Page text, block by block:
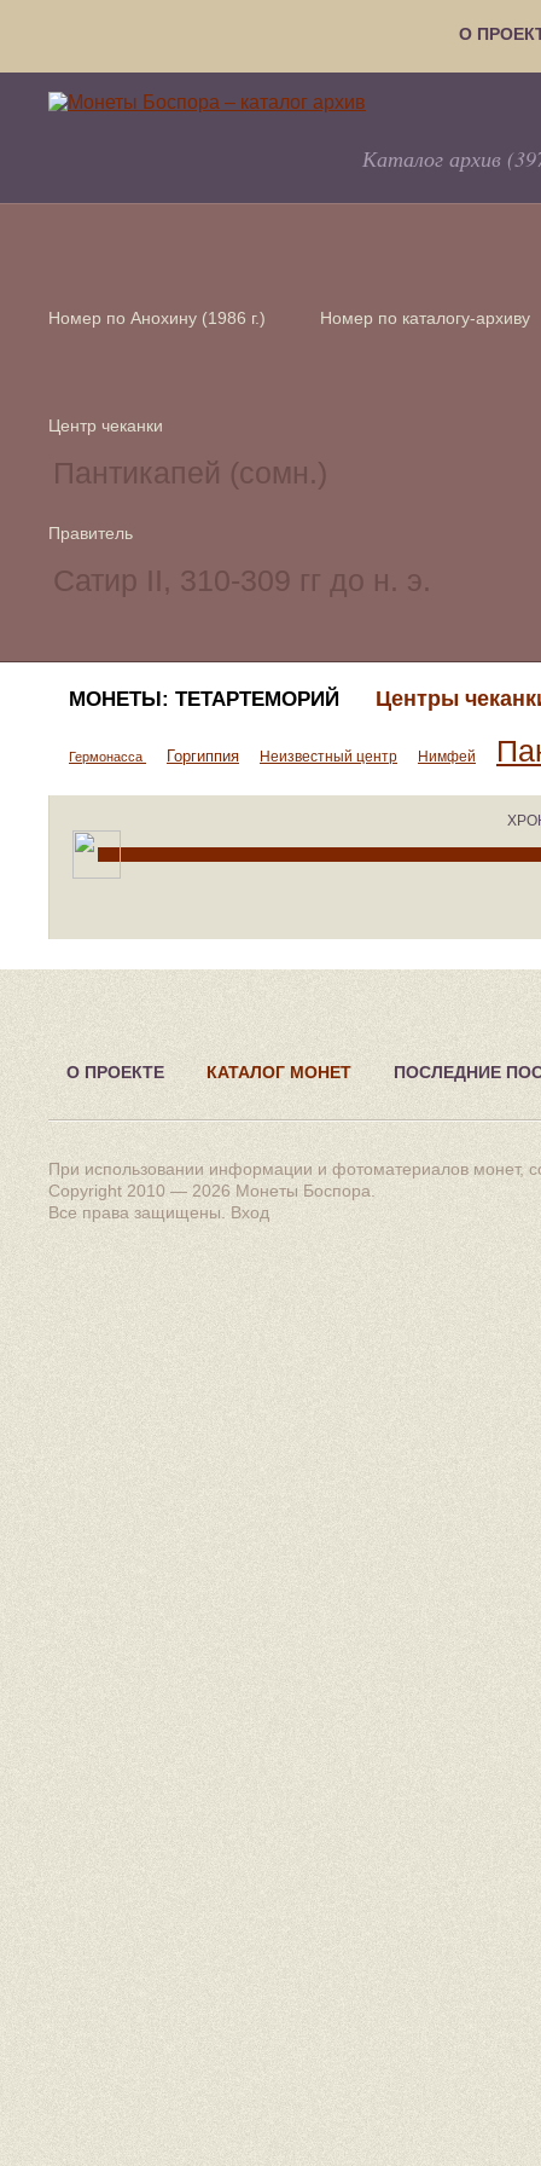
О
Каталог архив
Номер по Анохину (1986 г.) Номер по каталогу-архиву
Центр чеканки
Правитель
МОНЕТЫ: ТЕТАРТЕМОРИЙ Центры
Гермонасса Горгиппия Неизвестный центр Нимфей
О ПРОЕКТЕ КАТАЛОГ МОНЕТ ПОСЛЕДНИЕ
При использовании информации и фотоматериалов монет,
Copyright 2010 — 2026 Монеты Боспора
Все права защищены. Вход